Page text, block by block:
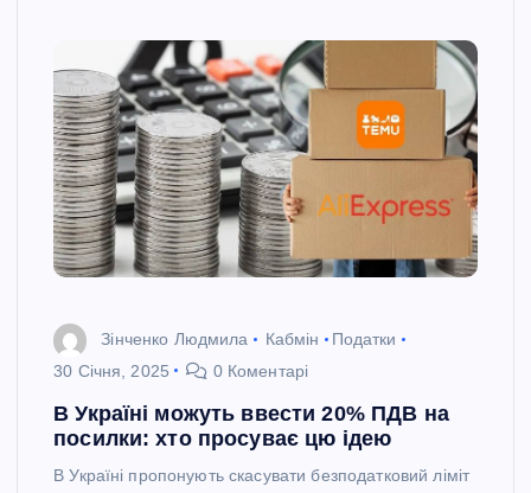
Зінченко Людмила Кабмін
Податки
30 Січня, 2025
0 Коментарі
В Україні можуть ввести 20% ПДВ на
посилки: хто просуває цю ідею
В Україні пропонують скасувати безподатковий ліміт